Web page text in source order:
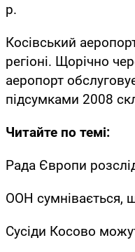
р.
Косівський
регіоні. Щорічно
аеропорт
підсумками 2008
Читайте по темі:
Рада Європи
ООН сумнівається,
Сусіди Косово